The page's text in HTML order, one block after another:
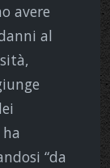
avere
al
“da